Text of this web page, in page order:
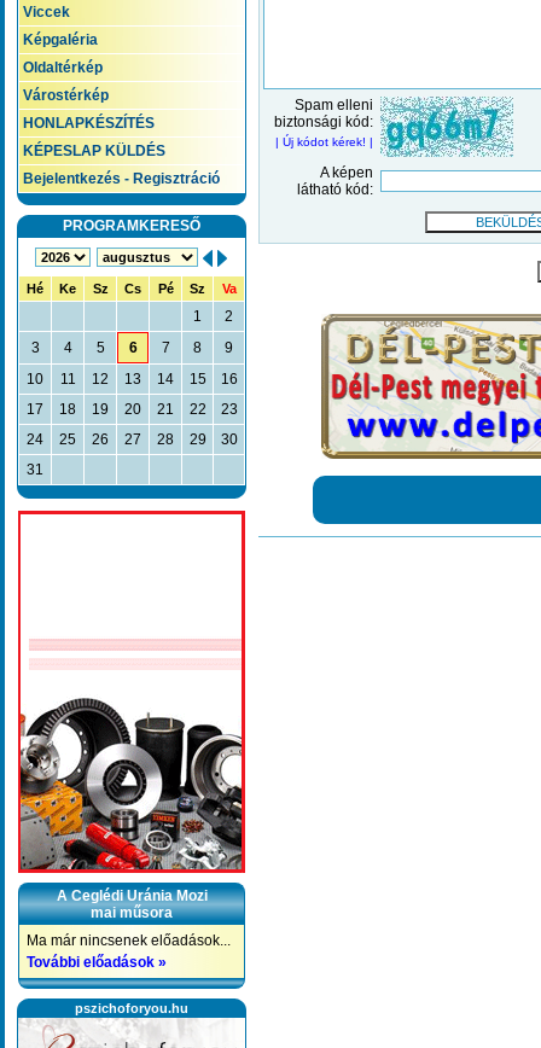
Viccek
Képgaléria
Oldaltérkép
Várostérkép
HONLAPKÉSZÍTÉS
KÉPESLAP KÜLDÉS
Bejelentkezés - Regisztráció
PROGRAMKERESŐ
Hé Ke Sz Cs Pé Sz Va
1
2
3
4 5 6 7 8
9
10
11 12 13 14 15
16
17
18 19 20 21 22
23
24
25 26 27 28 29
30
31
A Ceglédi Uránia Mozi
mai műsora
Ma már nincsenek előadások...
További előadások »
pszichoforyou.hu
Spam elleni
biztonsági kód:
| Új kódot kérek! |
A képen
látható kód: